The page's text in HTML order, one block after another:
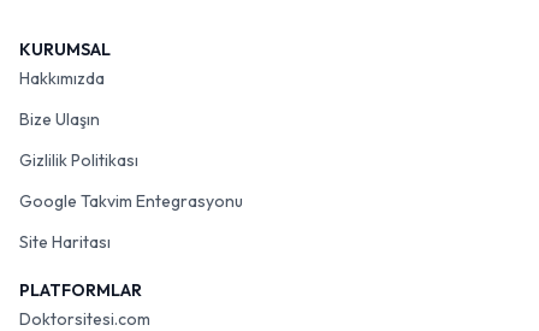
KURUMSAL
Hakkımızda
Bize Ulaşın
Gizlilik Politikası
Google Takvim Entegrasyonu
Site Haritası
PLATFORMLAR
Doktorsitesi.com